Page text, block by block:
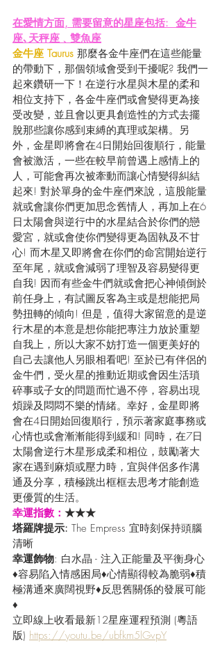
在愛情方面, 需要留意的星座包括:  金牛
座､天秤座﹑雙魚座
金牛座 Taurus 那麼各金牛座們在這些能量
的帶動下，那個領域會受到干擾呢? 我們一
起來鑽研一下！在逆行水星與木星的柔和
相位支持下，各金牛座們或會變得更為接
受改變，並且會以更具創造性的方式去擺
脫那些讓你感到束縛的真理或架構。另
外，金星即將會在4日開始回復順行，能量
會被激活，一些在較早前曾遇上感情上的
人，可能會再次被牽動而讓心情變得糾結
起來! 對於單身的金牛座們來說，這股能量
就或會讓你們更加思念舊情人，再加上在6
日太陽會與逆行中的水星結合於你們的戀
愛宮，就或會使你們變得更為固執及不甘
心! 而木星又即將會在你們的命宮開始逆行
至年尾，就或會減弱了理智及容易變得更
自我! 因而有些金牛們就或會把心神傾倒於
前任身上，有試圖反客為主或是想能把局
勢扭轉的傾向! 但是，值得大家留意的是逆
行木星的本意是想你能把專注力放於重塑
自我上，所以大家不妨打造一個更美好的
自己去讓他人另眼相看吧! 至於已有伴侶的
金牛們，受火星的推動近期或會因生活瑣
碎事或子女的問題而忙過不停，容易出現
煩躁及悶悶不樂的情緒。幸好，金星即將
會在4日開始回復順行，預示著家庭事務或
心情也或會漸漸能得到緩和! 同時，在7日
太陽會逆行木星形成柔和相位，鼓勵著大
家在遇到麻煩或壓力時，宜與伴侶多作溝
通及分享，積極跳出框框去思考才能創造
更優質的生活。
幸運指數： ★★★
塔羅牌提示: The Empress 宜時刻保持頭腦
清晰
幸運飾物: 白水晶 - 注入正能量及平衡身心
♦容易陷入情感困局♦心情顯得較為脆弱♦積
極溝通來廣闊視野♦反思舊關係的發展可能
♦
立即線上收看最新12星座運程預測 (粵語
版) https://youtu.be/ubfkm5lGvpY